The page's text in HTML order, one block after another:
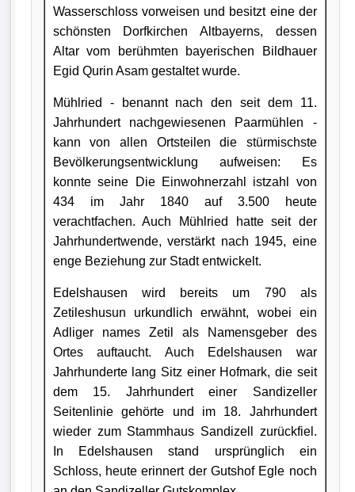
Wasserschloss vorweisen und besitzt eine der
schönsten Dorfkirchen Altbayerns, dessen
Altar vom berühmten bayerischen Bildhauer
Egid Qurin Asam gestaltet wurde.
Mühlried - benannt nach den seit dem 11.
Jahrhundert nachgewiesenen Paarmühlen -
kann von allen Ortsteilen die stürmischste
Bevölkerungsentwicklung aufweisen: Es
konnte seine Die Einwohnerzahl istzahl von
434 im Jahr 1840 auf 3.500 heute
verachtfachen. Auch Mühlried hatte seit der
Jahrhundertwende, verstärkt nach 1945, eine
enge Beziehung zur Stadt entwickelt.
Edelshausen wird bereits um 790 als
Zetileshusun urkundlich erwähnt, wobei ein
Adliger names Zetil als Namensgeber des
Ortes auftaucht. Auch Edelshausen war
Jahrhunderte lang Sitz einer Hofmark, die seit
dem 15. Jahrhundert einer Sandizeller
Seitenlinie gehörte und im 18. Jahrhundert
wieder zum Stammhaus Sandizell zurückfiel.
In Edelshausen stand ursprünglich ein
Schloss, heute erinnert der Gutshof Egle noch